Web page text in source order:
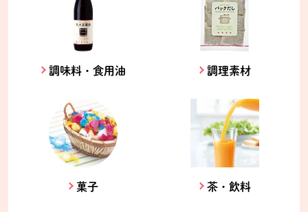
調味料・食用油 調理素材
菓子 茶・飲料